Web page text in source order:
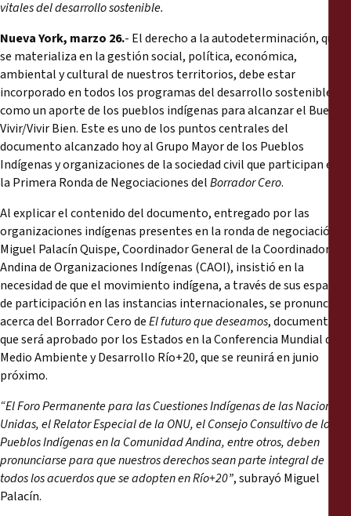
Matériel de formation
Documents d'information
Procédures juridiques
Déclarations
Rapports annuels
vitales del desarrollo sostenible.
Nueva York, marzo 26.- El derecho a la autodeterminación, que
se materializa en la gestión social, política, económica,
ambiental y cultural de nuestros territorios, debe estar
incorporado en todos los programas del desarrollo sostenible,
como un aporte de los pueblos indígenas para alcanzar el Buen
Vivir/Vivir Bien. Este es uno de los puntos centrales del
documento alcanzado hoy al Grupo Mayor de los Pueblos
Indígenas y organizaciones de la sociedad civil que participan en
la Primera Ronda de Negociaciones delBorrador Cero.
Al explicar el contenido del documento, entregado por las
organizaciones indígenas presentes en la ronda de negociación,
Miguel Palacín Quispe, Coordinador General de la Coordinadora
Andina de Organizaciones Indígenas (CAOI), insistió en la
necesidad de que el movimiento indígena, a través de sus espacios
de participación en las instancias internacionales, se pronuncie
acerca del Borrador Cero deEl futuro que deseamos, documento
que será aprobado por los Estados en la Conferencia Mundial de
Medio Ambiente y Desarrollo Río+20, que se reunirá en junio
próximo.
“El Foro Permanente para las Cuestiones Indígenas de las Naciones
Unidas, el Relator Especial de la ONU, el Consejo Consultivo de los
Pueblos Indígenas en la Comunidad Andina, entre otros, deben
pronunciarse para que nuestros derechos sean parte integral de
todos los acuerdos que se adopten en Río+20”, subrayó Miguel
Palacín.